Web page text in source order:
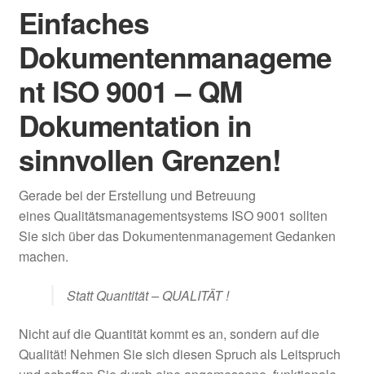
Zertifizierung ISO 9001
Dokumentenmanagement ISO
9001
Weiterbildung
Qualitätsmanagement
Online Schulung ISO 9001
ISO 14001
öffnen
Vorlagen & Checklisten
Einfaches
Dokumentenmanageme
nt ISO 9001 – QM
Dokumentation in
sinnvollen Grenzen!
Gerade bei der Erstellung und Betreuung
eines Qualitätsmanagementsystems ISO 9001 sollten
Sie sich über das Dokumentenmanagement Gedanken
machen.
Statt Quantität – QUALITÄT !
Nicht auf die Quantität kommt es an, sondern auf die
Qualität! Nehmen Sie sich diesen Spruch als Leitspruch